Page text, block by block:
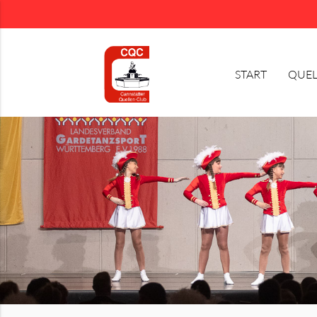
START
Suchbegriffe